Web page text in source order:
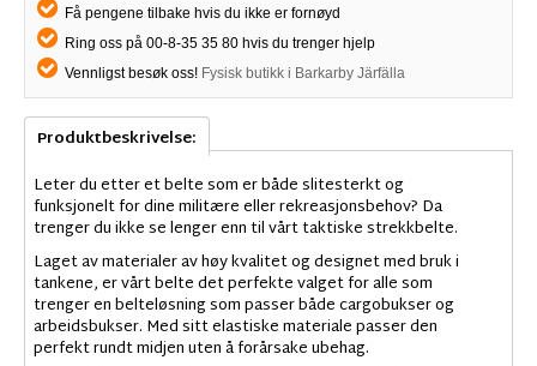
Få pengene tilbake hvis du ikke er fornøyd
Ring oss på 00-8-35 35 80 hvis du trenger hjelp
Vennligst besøk oss! Fysisk butikk i Barkarby Järfälla
Produktbeskrivelse:
Leter du etter et belte som er både slitesterkt og
funksjonelt for dine militære eller rekreasjonsbehov? Da
trenger du ikke se lenger enn til vårt taktiske strekkbelte.
Laget av materialer av høy kvalitet og designet med bruk i
tankene, er vårt belte det perfekte valget for alle som
trenger en belteløsning som passer både cargobukser og
arbeidsbukser. Med sitt elastiske materiale passer den
perfekt rundt midjen uten å forårsake ubehag.